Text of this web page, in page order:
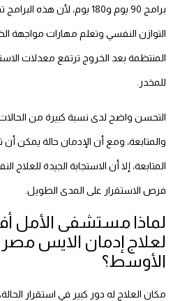
برامج 90 يوم و180 يوم، لأن
التوازن النفسي وتعلم مهارات مواجهة
المنتظمة بعد الخروج ترتفع معدلات
للمخدر.
التحسن واضح لدى نسبة كبيرة من الحالات
والمتابعة، ومع أن الإدمان حالة يمكن
المتابعة، إلا أن الاستجابة الجيدة
فرص الاستقرار على المدى الطويل.
لماذا مستشفى
لعلاج إدمان الايس
الأوسط؟
مكان العلاج له دور كبير في استقرار